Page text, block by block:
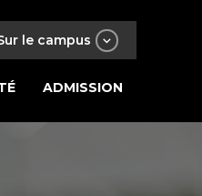
le campus
ADMISSION